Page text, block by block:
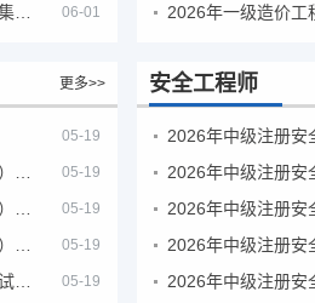
06-01 2026年一级造价工
更多>>
05-19
05-19
05-19
05-19
05-19
安全工程师